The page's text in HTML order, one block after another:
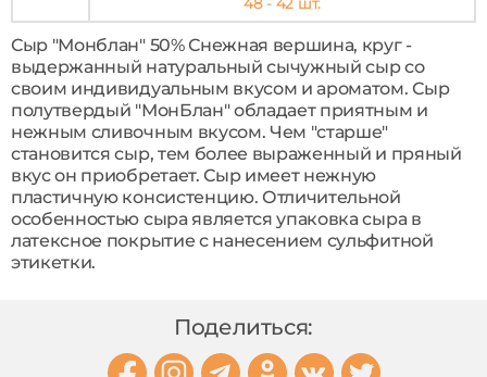
Сыр "Монблан" 50% Снежная вершина, круг -
выдержанный натуральный сычужный сыр со
своим индивидуальным вкусом и ароматом. Сыр
полутвердый "МонБлан" обладает приятным и
нежным сливочным вкусом. Чем "старше"
становится сыр, тем более выраженный и пряный
вкус он приобретает. Сыр имеет нежную
пластичную консистенцию. Отличительной
особенностью сыра является упаковка сыра в
латексное покрытие с нанесением сульфитной
этикетки.
Поделиться: